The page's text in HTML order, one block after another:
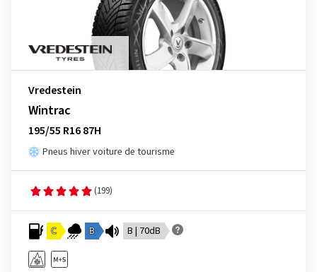
Vredestein
Wintrac
195/55 R16 87H
Pneus hiver voiture de tourisme
(199)
C B B | 70dB